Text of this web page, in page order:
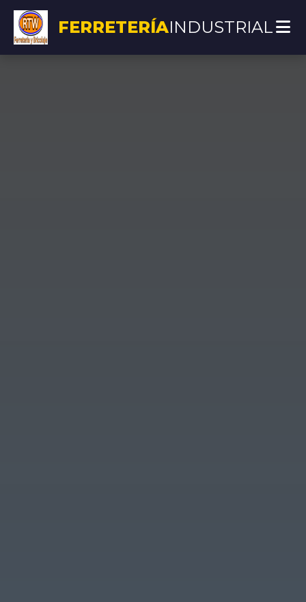
FERRETERÍAINDUSTRIAL